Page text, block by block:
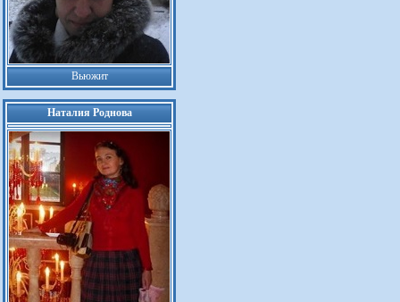
Вьюжит
Наталия Роднова